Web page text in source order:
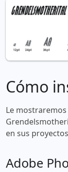
Cómo
Le
en sus
Adobe